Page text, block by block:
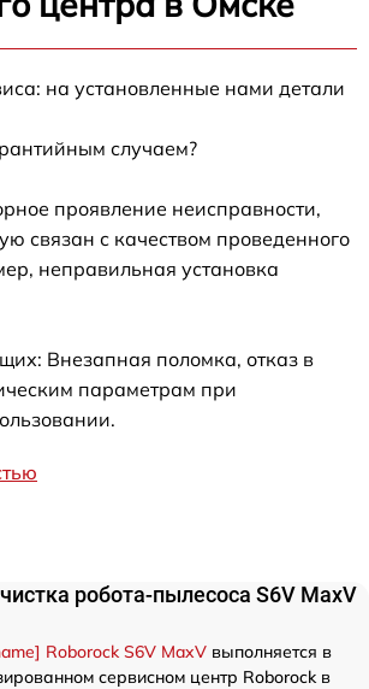
на установленные нами детали
случаем?
проявление неисправности,
связан с качеством проведенного
неправильная установка
Внезапная поломка, отказ в
параметрам при
робота-пылесоса S6V MaxV
Roborock S6V MaxV выполняется в
сервисном центр Roborock в